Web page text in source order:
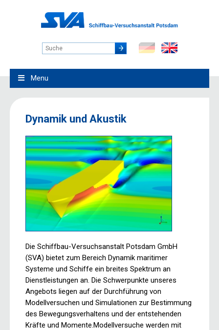
Menu
Dynamik und Akustik
Die Schiffbau-Versuchsanstalt Potsdam GmbH
(SVA) bietet zum Bereich Dynamik maritimer
Systeme und Schiffe ein breites Spektrum an
Dienstleistungen an. Die Schwerpunkte unseres
Angebots liegen auf der Durchführung von
Modellversuchen und Simulationen zur Bestimmung
des Bewegungsverhaltens und der entstehenden
Kräfte und Momente.Modellversuche werden mit